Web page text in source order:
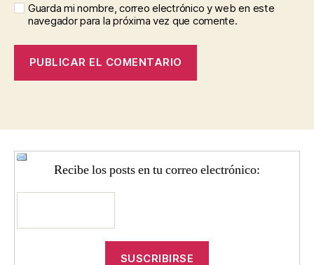
Guarda mi nombre, correo electrónico y web en este
navegador para la próxima vez que comente.
Recibe los posts en tu correo electrónico: